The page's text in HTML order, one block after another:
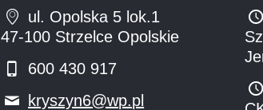
ul. Opolska 5 lok.1
47-100 Strzelce Opolskie
600 430 917
kryszyn6@wp.pl